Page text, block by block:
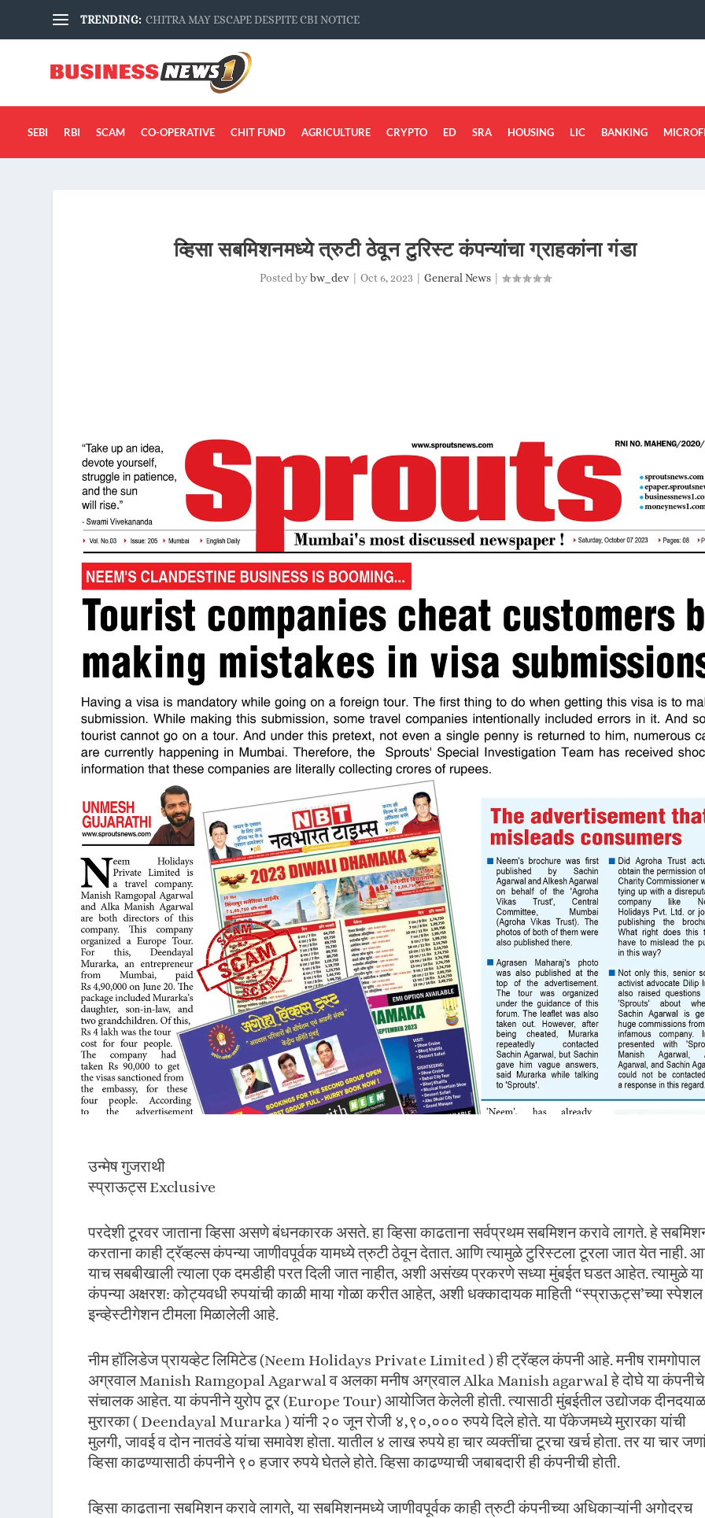
TRENDING: CHITRA MAY ESCAPE DESPITE CBI NOTICE
SEBI RBI SCAM CO-OPERATIVE CHIT FUND AGRICULTURE CRYPTO ED SRA HOUSING LIC BANKING
व्हिसा सबमिशनमध्ये त्रुटी ठेवून टुरिस्ट कंपन्यांचा ग्राहकांना गंडा
Posted bybw_dev| Oct 6, 2023 General News|
उन्मेष गुजराथी
स्प्राऊट्स Exclusive
परदेशी टूरवर जाताना व्हिसा असणे बंधनकारक असते. हा व्हिसा काढताना सर्वप्रथम सबमिशन करावे लागते. हे
करताना काही ट्रॅव्हल्स कंपन्या जाणीवपूर्वक यामध्ये त्रुटी ठेवून देतात. आणि त्यामुळे टुरिस्टला टूरला जात येत नाही.
याच सबबीखाली त्याला एक दमडीही परत दिली जात नाहीत, अशी असंख्य प्रकरणे सध्या मुंबईत घडत आहेत. त्यामुळे या
कंपन्या अक्षरश: कोट्यवधी रुपयांची काळी माया गोळा करीत आहेत, अशी धक्कादायक माहिती “स्प्राऊट्स’च्या स्पेशल
इन्व्हेस्टीगेशन टीमला मिळालेली आहे.
नीम हॉलिडेज प्रायव्हेट लिमिटेड (Neem Holidays Private Limited ) ही ट्रॅव्हल कंपनी आहे. मनीष रामगोपाल
अग्रवाल Manish Ramgopal Agarwal व अलका मनीष अग्रवाल Alka Manish agarwal हे दोघे या कंपनीचे
संचालक आहेत. या कंपनीने युरोप टूर (Europe Tour) आयोजित केलेली होती. त्यासाठी मुंबईतील उद्योजक दीनदयाळ
मुरारका ( Deendayal Murarka ) यांनी २० जून रोजी ४,९०,००० रुपये दिले होते. या पॅकेजमध्ये मुरारका यांची
मुलगी, जावई व दोन नातवंडे यांचा समावेश होता. यातील ४ लाख रुपये हा चार व्यक्तींचा टूरचा खर्च होता. तर या चार
व्हिसा काढण्यासाठी कंपनीने ९० हजार रुपये घेतले होते. व्हिसा काढण्याची जबाबदारी ही कंपनीची होती.
व्हिसा काढताना सबमिशन करावे लागते, या सबमिशनमध्ये जाणीवपूर्वक काही त्रुटी कंपनीच्या अधिकाऱ्यांनी अगोदरच